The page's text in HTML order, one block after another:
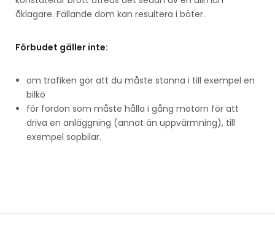
åklagare. Fällande dom kan resultera i böter.
Förbudet gäller inte:
om trafiken gör att du måste stanna i till exempel en
bilkö
för fordon som måste hålla i gång motorn för att
driva en anläggning (annat än uppvärmning), till
exempel sopbilar.